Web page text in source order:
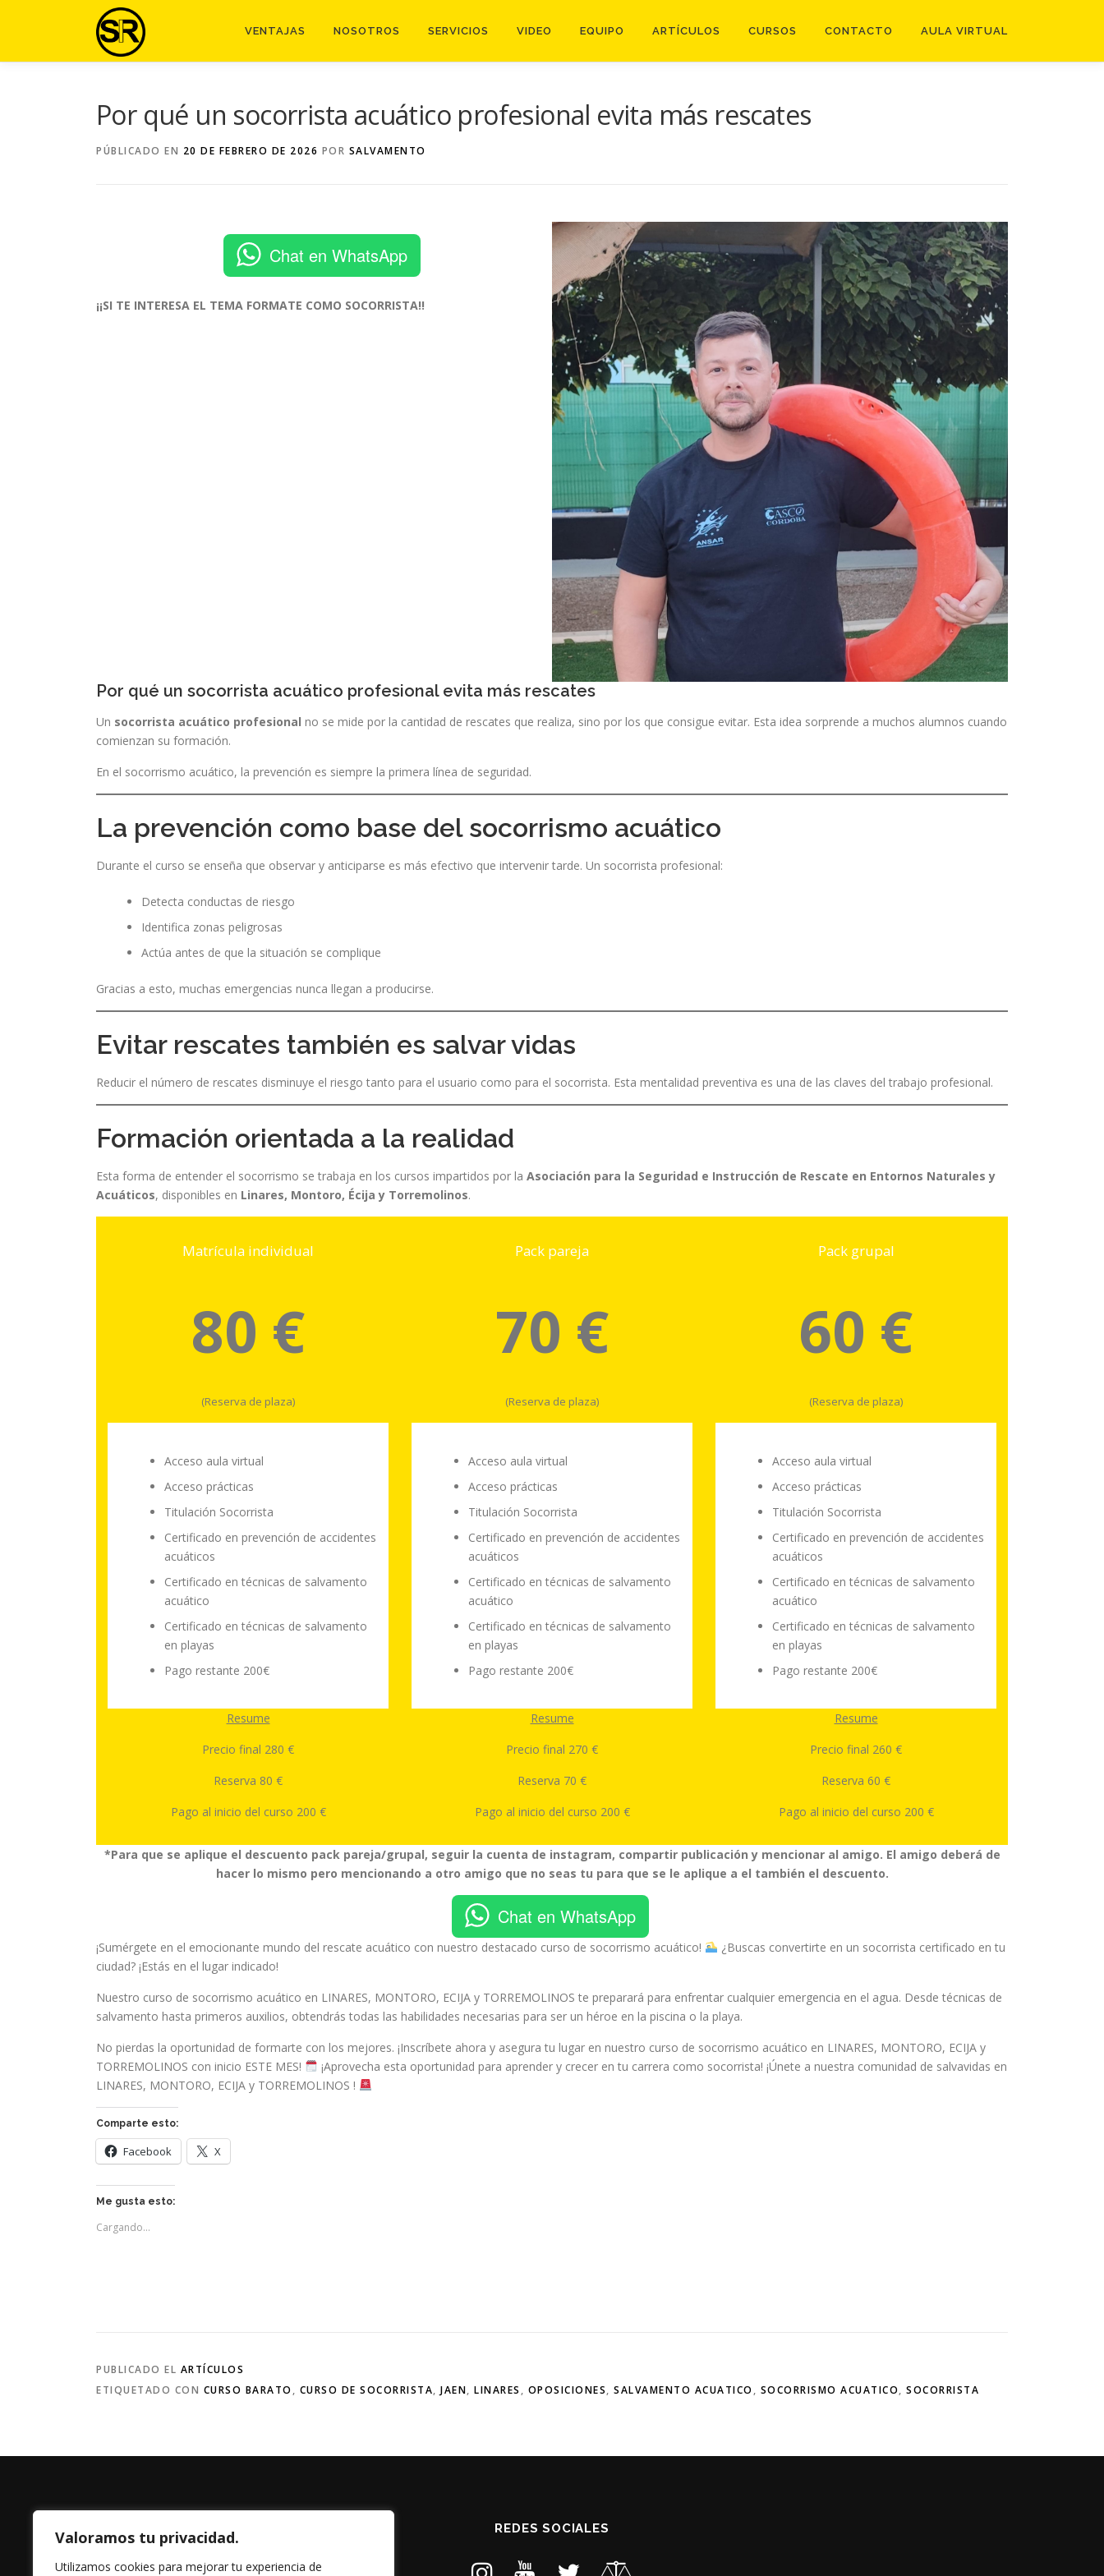
Valoramos tu privacidad.
Utilizamos cookies para mejorar tu experiencia de
VENTAJAS NOSOTROS SERVICIOS VIDEO EQUIPO ARTÍCULOS CURSOS CONTACTO AULA VIRTUAL
Por qué un socorrista acuático profesional evita más rescates
PÚBLICADO EN 20 DE FEBRERO DE 2026 POR SALVAMENTO
Chat en WhatsApp
¡¡⁣SI TE INTERESA EL TEMA FORMATE COMO SOCORRISTA!!
Por qué un socorrista acuático profesional evita más rescates
Un socorrista acuático profesional no se mide por la cantidad de rescates que realiza, sino por los que consigue evitar. Esta idea sorprende a muchos alumnos cuando
comienzan su formación.
En el socorrismo acuático, la prevención es siempre la primera línea de seguridad.
La prevención como base del socorrismo acuático
Durante el curso se enseña que observar y anticiparse es más efectivo que intervenir tarde. Un socorrista profesional:
Detecta conductas de riesgo
Identifica zonas peligrosas
Actúa antes de que la situación se complique
Gracias a esto, muchas emergencias nunca llegan a producirse.
Evitar rescates también es salvar vidas
Reducir el número de rescates disminuye el riesgo tanto para el usuario como para el socorrista. Esta mentalidad preventiva es una de las claves del trabajo profesional.
Formación orientada a la realidad
Esta forma de entender el socorrismo se trabaja en los cursos impartidos por la Asociación para la Seguridad e Instrucción de Rescate en Entornos Naturales y
Acuáticos, disponibles en Linares, Montoro, Écija y Torremolinos.
Matrícula individual
80 €
(Reserva de plaza)
Acceso aula virtual
Acceso prácticas
Titulación Socorrista
Certificado en prevención de accidentes
acuáticos
Certificado en técnicas de salvamento
acuático
Certificado en técnicas de salvamento
en playas
Pago restante 200€
Resume
Precio final 280 €
Reserva 80 €
Pago al inicio del curso 200 €
Pack pareja
70 €
(Reserva de plaza)
Acceso aula virtual
Acceso prácticas
Titulación Socorrista
Certificado en prevención de accidentes
acuáticos
Certificado en técnicas de salvamento
acuático
Certificado en técnicas de salvamento
en playas
Pago restante 200€
Resume
Precio final 270 €
Reserva 70 €
Pago al inicio del curso 200 €
Pack grupal
60 €
(Reserva de plaza)
Acceso aula virtual
Acceso prácticas
Titulación Socorrista
Certificado en prevención de accidentes
acuáticos
Certificado en técnicas de salvamento
acuático
Certificado en técnicas de salvamento
en playas
Pago restante 200€
Resume
Precio final 260 €
Reserva 60 €
Pago al inicio del curso 200 €
*Para que se aplique el descuento pack pareja/grupal, seguir la cuenta de instagram, compartir publicación y mencionar al amigo. El amigo deberá de
hacer lo mismo pero mencionando a otro amigo que no seas tu para que se le aplique a el también el descuento.
Chat en WhatsApp
¡Sumérgete en el emocionante mundo del rescate acuático con nuestro destacado curso de socorrismo acuático!
¿Buscas convertirte en un socorrista certificado en tu
ciudad? ¡Estás en el lugar indicado!
Nuestro curso de socorrismo acuático en LINARES, MONTORO, ECIJA y TORREMOLINOS te preparará para enfrentar cualquier emergencia en el agua. Desde técnicas de
salvamento hasta primeros auxilios, obtendrás todas las habilidades necesarias para ser un héroe en la piscina o la playa.
No pierdas la oportunidad de formarte con los mejores. ¡Inscríbete ahora y asegura tu lugar en nuestro curso de socorrismo acuático en LINARES, MONTORO, ECIJA y
TORREMOLINOS con inicio ESTE MES!
¡Aprovecha esta oportunidad para aprender y crecer en tu carrera como socorrista! ¡Únete a nuestra comunidad de salvavidas en
LINARES, MONTORO, ECIJA y TORREMOLINOS !
Comparte esto:
Facebook X
Me gusta esto:
Cargando...
PUBLICADO EL ARTÍCULOS
ETIQUETADO CON CURSO BARATO , CURSO DE SOCORRISTA, JAEN, LINARES , OPOSICIONES, SALVAMENTO ACUATICO , SOCORRISMO ACUATICO, SOCORRISTA
REDES SOCIALES